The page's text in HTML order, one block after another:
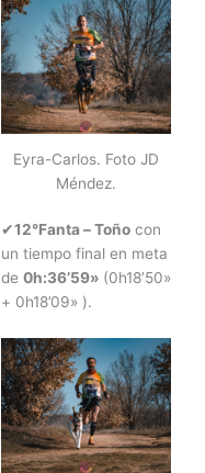
Eyra-Carlos. Foto JD
Méndez.
✔12°Fanta – Toñocon
un tiempo final en meta
de 0h:36’59» (0h18’50»
+ 0h18’09» ).